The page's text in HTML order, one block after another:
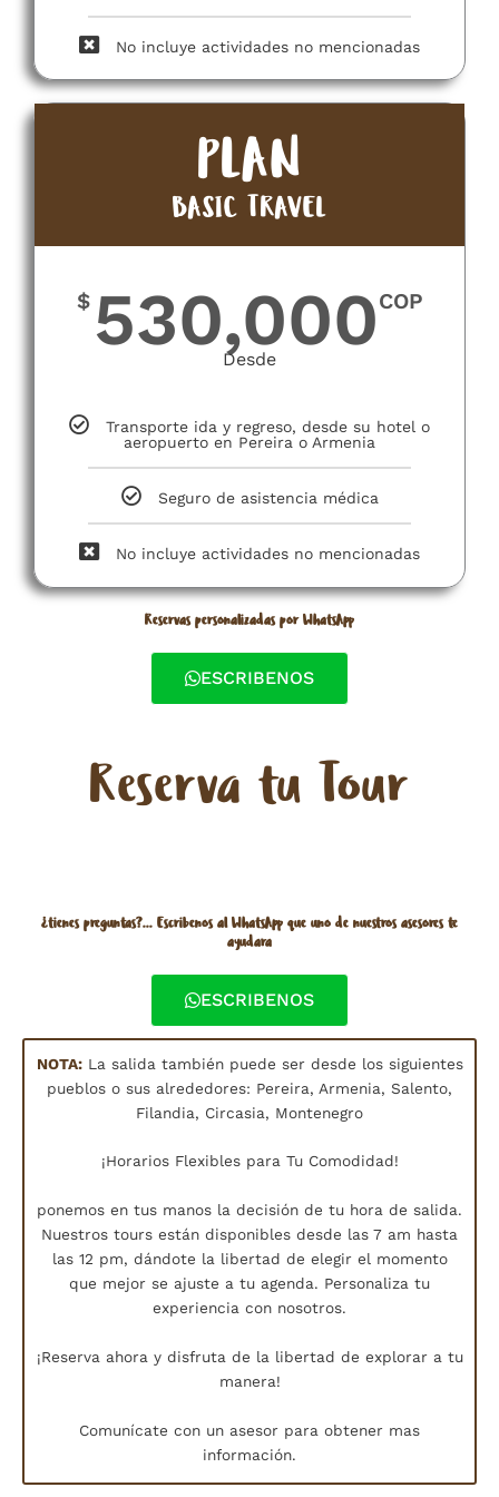
No incluye actividades no mencionadas​
PLAN
BASIC TRAVEL
$ 530,000COP
Desde
Transporte ida y regreso, desde su hotel o
aeropuerto en Pereira o Armenia
Seguro de asistencia médica​
No incluye actividades no mencionadas​
Reservas personalizadas por WhatsApp
ESCRIBENOS
Reserva tu Tour
¿tienes preguntas?... Escribenos al WhatsApp que uno de nuestros asesores te
ayudara
ESCRIBENOS
NOTA:La salida también puede ser desde los siguientes
pueblos o sus alrededores: Pereira, Armenia, Salento,
Filandia, Circasia, Montenegro
¡Horarios Flexibles para Tu Comodidad!
ponemos en tus manos la decisión de tu hora de salida.
Nuestros tours están disponibles desde las 7 am hasta
las 12 pm, dándote la libertad de elegir el momento
que mejor se ajuste a tu agenda. Personaliza tu
experiencia con nosotros.
¡Reserva ahora y disfruta de la libertad de explorar a tu
manera!
Comunícate con un asesor para obtener mas
información.